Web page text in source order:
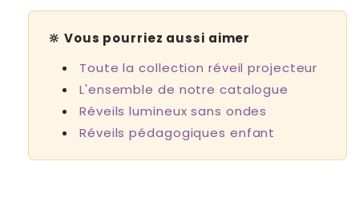
🔆 Vous pourriez aussi aimer
Toute la collection réveil projecteur
L'ensemble de notre catalogue
Réveils lumineux sans ondes
Réveils pédagogiques enfant